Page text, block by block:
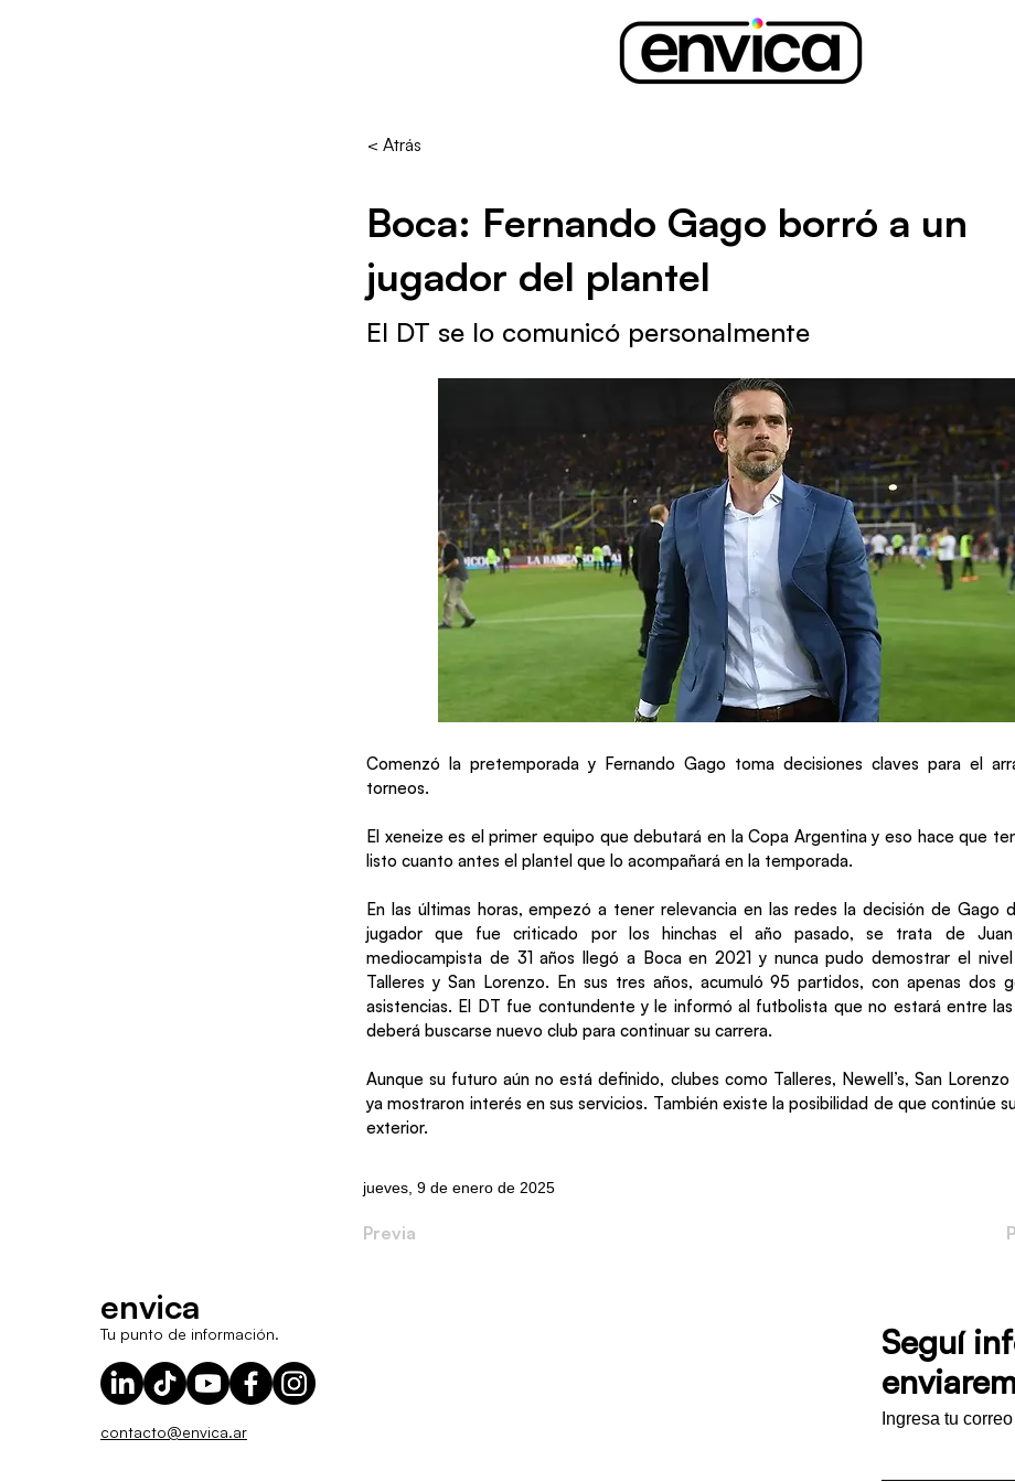
< Atrás
Boca: Fernando Gago borró a un
jugador del plantel
El DT se lo comunicó personalmente
Comenzó la pretemporada y Fernando Gago toma decisiones claves para el
torneos.
El xeneize es el primer equipo que debutará en la Copa Argentina y eso hace que
listo cuanto antes el plantel que lo acompañará en la temporada.
En las últimas horas, empezó a tener relevancia en las redes la decisión de Gago
jugador que fue criticado por los hinchas el año pasado, se trata de Juan
mediocampista de 31 años llegó a Boca en 2021 y nunca pudo demostrar el
Talleres y San Lorenzo. En sus tres años, acumuló 95 partidos, con apenas dos
asistencias. El DT fue contundente y le informó al futbolista que no estará entre
deberá buscarse nuevo club para continuar su carrera.
Aunque su futuro aún no está definido, clubes como Talleres, Newell’s, San Lorenzo
ya mostraron interés en sus servicios. También existe la posibilidad de que continúe
exterior.
jueves, 9 de enero de 2025
Previa
envica
Tu punto de información.
contacto@envica.ar
Seguí
Ingresa tu